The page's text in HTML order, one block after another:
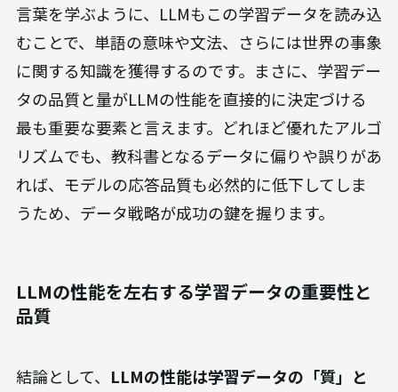
言葉を学ぶように、LLMもこの学習データを読み込
むことで、単語の意味や文法、さらには世界の事象
に関する知識を獲得するのです。まさに、学習デー
タの品質と量がLLMの性能を直接的に決定づける
最も重要な要素と言えます。どれほど優れたアルゴ
リズムでも、教科書となるデータに偏りや誤りがあ
れば、モデルの応答品質も必然的に低下してしま
うため、データ戦略が成功の鍵を握ります。
LLMの性能を左右する学習データの重要性と
品質
結論として、 LLMの性能は学習データの「質」と